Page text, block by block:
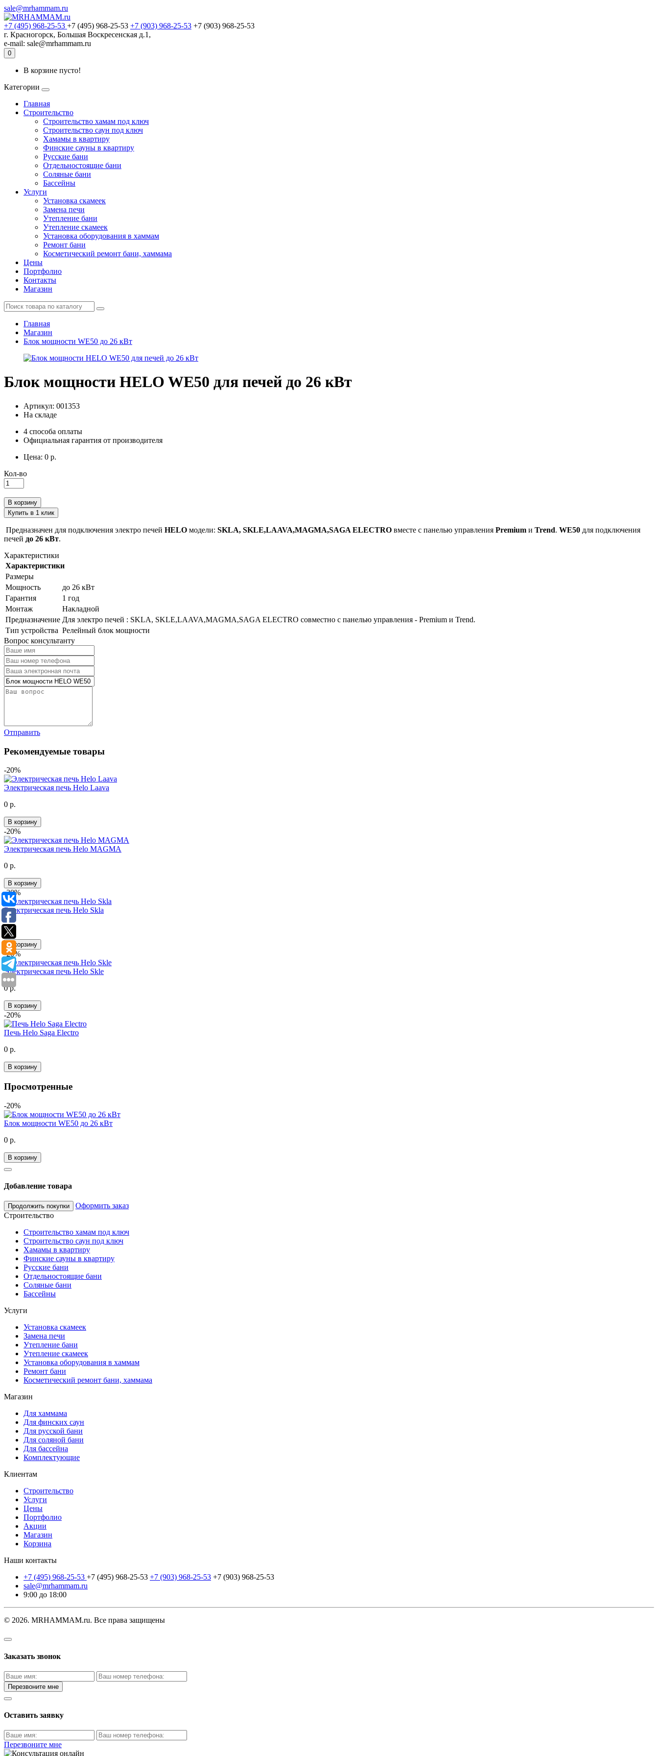
sale@mrhammam.ru
+7 (495) 968-25-53 +7 (495) 968-25-53 +7 (903) 968-25-53 +7 (903) 968-25-53
г. Красногорск, Большая Воскресенская д.1,
e-mail: sale@mrhammam.ru
0
В корзине пусто!
Категории
Главная
Строительство
Строительство хамам под ключ
Строительство саун под ключ
Хамамы в квартиру
Финские сауны в квартиру
Русские бани
Отдельностоящие бани
Соляные бани
Бассейны
Услуги
Установка скамеек
Замена печи
Утепление бани
Утепление скамеек
Установка оборудования в хаммам
Ремонт бани
Косметический ремонт бани, хаммама
Цены
Портфолио
Контакты
Магазин
Главная
Магазин
Блок мощности WE50 до 26 кВт
Блок мощности HELO WE50 для печей до 26 кВт
Артикул: 001353
На складе
4 способа оплаты
Официальная гарантия от производителя
Цена: 0 р.
Кол-во
В корзину
Купить в 1 клик
Предназначен для подключения электро печей HELO модели: SKLA, SKLE,LAAVA,MAGMA,SAGA ELECTRO вместе с панелью управления Premium и Trend. WE50 для подключения
печей до 26 кВт.
Характеристики
Характеристики
Размеры
Мощность
до 26 кВт
Гарантия
1 год
Монтаж
Накладной
Предназначение Для электро печей : SKLA, SKLE,LAAVA,MAGMA,SAGA ELECTRO совместно с панелью управления - Premium и Trend.
Тип устройства Релейный блок мощности
Вопрос консультанту
Отправить
Рекомендуемые товары
-20%
Электрическая печь Helo Laava
0 р.
В корзину
-20%
Электрическая печь Helo MAGMA
0 р.
В корзину
-20%
Электрическая печь Helo Skla
0 р.
В корзину
-20%
Электрическая печь Helo Skle
0 р.
В корзину
-20%
Печь Helo Saga Electro
0 р.
В корзину
Просмотренные
-20%
Блок мощности WE50 до 26 кВт
0 р.
В корзину
Добавление товара
Продолжить покупки
Оформить заказ
Строительство
Строительство хамам под ключ
Строительство саун под ключ
Хамамы в квартиру
Финские сауны в квартиру
Русские бани
Отдельностоящие бани
Соляные бани
Бассейны
Услуги
Установка скамеек
Замена печи
Утепление бани
Утепление скамеек
Установка оборудования в хаммам
Ремонт бани
Косметический ремонт бани, хаммама
Магазин
Для хаммама
Для финских саун
Для русской бани
Для соляной бани
Для бассейна
Комплектующие
Клиентам
Строительство
Услуги
Цены
Портфолио
Акции
Магазин
Корзина
Наши контакты
+7 (495) 968-25-53 +7 (495) 968-25-53 +7 (903) 968-25-53 +7 (903) 968-25-53
sale@mrhammam.ru
9:00 до 18:00
© 2026. MRHAMMAM.ru. Все права защищены
Заказать звонок
Перезвоните мне
Оставить заявку
Перезвоните мне